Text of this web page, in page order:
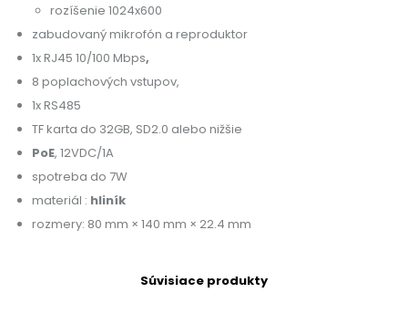
rozíšenie 1024x600
zabudovaný mikrofón a reproduktor
1x RJ45 10/100 Mbps,
8 poplachových vstupov,
1x RS485
TF karta do 32GB, SD2.0 alebo nižšie
PoE, 12VDC/1A
spotreba do 7W
materiál : hliník
rozmery: 80 mm × 140 mm × 22.4 mm
Súvisiace produkty